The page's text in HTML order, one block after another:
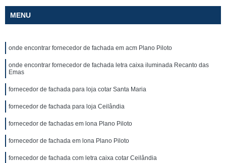
MENU
onde encontrar fornecedor de fachada em acm Plano Piloto
onde encontrar fornecedor de fachada letra caixa iluminada Recanto das
Emas
fornecedor de fachada para loja cotar Santa Maria
fornecedor de fachada para loja Ceilândia
fornecedor de fachadas em lona Plano Piloto
fornecedor de fachada em lona Plano Piloto
fornecedor de fachada com letra caixa cotar Ceilândia